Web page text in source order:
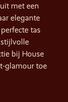
met een
elegante
tas
bij House
glamour toe